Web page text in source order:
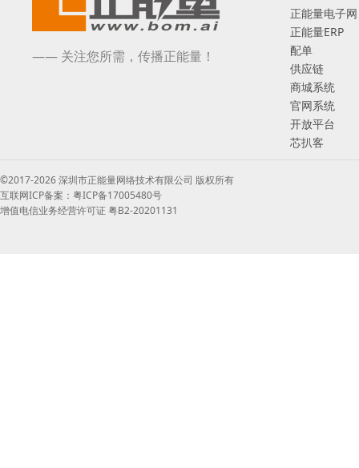
—— 关注您所需，传播正能量！
正能量电子网
正能量ERP
配单
供应链
商城系统
官网系统
开放平台
芯扒客
©2017-2026 深圳市正能量网络技术有限公司 版权所有
互联网ICP备案：粤ICP备17005480号
增值电信业务经营许可证 粤B2-20201131